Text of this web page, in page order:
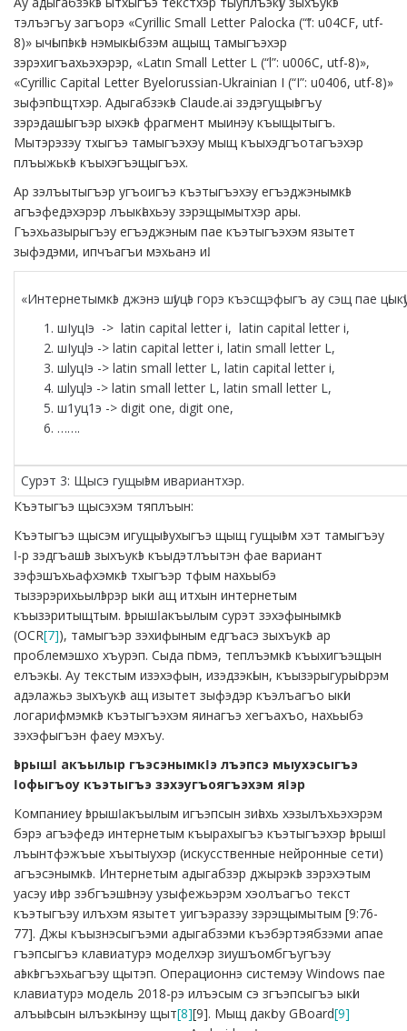
тэлъэгъу загъорэ «Cyrillic Small Letter Palocka (“ӏ”: u04CF, utf-
8)» ычӏыпӏэкӏэ нэмыкӏыбзэм ащыщ тамыгъэхэр
зэрэхигъахьэхэрэр, «Latın Small Letter L (“l”: u006C, utf-8)»,
«Cyrillic Capital Letter Byelorussian-Ukrainian I (“І”: u0406, utf-8)»
зыфэпӏощтхэр. Адыгабзэкӏэ Claude.ai зэдэгущыӏэгъу
зэрэдашӏыгъэр ыхэкӏэ фрагмент мыинэу къыщытыгъ.
Мытэрэзэу тхыгъэ тамыгъэхэу мыщ къыхэдгъотагъэхэр
плъыжькӏэ къыхэгъэщыгъэх.
Ар зэлъытыгъэр угъоигъэ къэтыгъэхэу егъэджэнымкӏэ
агъэфедэхэрэр лъыкӏахьэу зэрэщымытхэр ары.
Гъэхьазырыгъэу егъэджэным пае къэтыгъэхэм язытет
зыфэдэми, ипчъагъи мэхьанэ иӏ.
«Интернетымкӏэ джэнэ шӏуцӏэ горэ къэсщэфыгъ ау сэщ пае
шIуцIэ -> latin capital letter i, latin capital letter i,
шIуцlэ -> latin capital letter i, latin small letter L,
шlуцIэ -> latin small letter L, latin capital letter i,
шlуцlэ -> latin small letter L, latin small letter L,
ш1уц1э -> digit one, digit one,
…….
Сурэт 3: Щысэ гущыӏэм ивариантхэр.
Къэтыгъэ щысэхэм тяплъын:
Къэтыгъэ щысэм игущыӏэухыгъэ щыщ гущыӏэм хэт тамыгъэу
Ӏ-р зэдгъашӏэ зыхъукӏэ къыдэтлъытэн фае вариант
зэфэшъхьафхэмкӏэ тхыгъэр тфым нахьыбэ
тызэрэрихьылӏэрэр ыкӏи ащ итхын интернетым
къызэритыщтым. ӏэрышӏ акъылым сурэт зэхэфынымкӏэ
(OCR[7]), тамыгъэр зэхифыным едгъасэ зыхъукӏэ ар
проблемэшхо хъурэп. Сыда пӏомэ, теплъэмкӏэ къыхигъэщын
елъэкӏы. Ау текстым изэхэфын, изэдзэкӏын, къызэрыгурыӏорэм
адэлажьэ зыхъукӏэ ащ изытет зыфэдэр къэлъагъо ыкӏи
логарифмэмкӏэ къэтыгъэхэм яинагъэ хегъахъо, нахьыбэ
зэхэфыгъэн фаеу мэхъу.
Ӏэрышӏ акъылыр гъэсэнымкӏэ лъэпсэ мыухэсыгъэ
ӏофыгъоу къэтыгъэ зэхэугъоягъэхэм яӏэр
Компаниеу ӏэрышӏ акъылым игъэпсын зиӏахь хэзылъхьэхэрэм
бэрэ агъэфедэ интернетым къырахыгъэ къэтыгъэхэр ӏэрышӏ
лъынтфэжъые хъытыухэр (искусственные нейронные сети)
агъэсэнымкӏэ. Интернетым адыгабзэр джырэкӏэ зэрэхэтым
уасэу иӏэр зэбгъэшӏэнэу узыфежьэрэм хэолъагъо текст
къэтыгъэу илъхэм язытет уигъэразэу зэрэщымытым [9:76-
77]. Джы къызнэсыгъэми адыгабзэми къэбэртэябзэми апае
гъэпсыгъэ клавиатурэ моделхэр зиушъомбгъугъэу
аӏэкӏэгъэхьагъэу щытэп. Операционнэ системэу Windows пае
клавиатурэ модель 2018-рэ илъэсым сэ згъэпсыгъэ ыкӏи
алъыӏэсын ылъэкӏынэу щыт[8][9]. Мыщ дакӏоу GBoard[9]